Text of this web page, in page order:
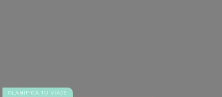
PLANIFICA TU VIAJE